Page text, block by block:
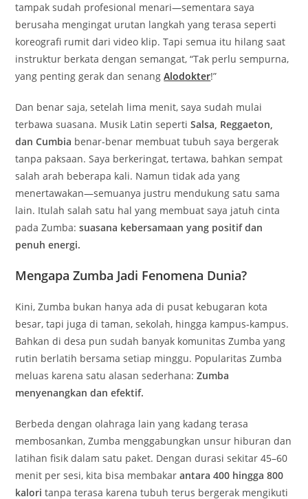
tampak sudah profesional menari—sementara saya
berusaha mengingat urutan langkah yang terasa seperti
koreografi rumit dari video klip. Tapi semua itu hilang saat
instruktur berkata dengan semangat, “Tak perlu sempurna,
yang penting gerak dan senangAlodokter!”
Dan benar saja, setelah lima menit, saya sudah mulai
terbawa suasana. Musik Latin sepertiSalsa, Reggaeton,
dan Cumbia benar-benar membuat tubuh saya bergerak
tanpa paksaan. Saya berkeringat, tertawa, bahkan sempat
salah arah beberapa kali. Namun tidak ada yang
menertawakan—semuanya justru mendukung satu sama
lain. Itulah salah satu hal yang membuat saya jatuh cinta
pada Zumba:suasana kebersamaan yang positif dan
penuh energi.
Mengapa Zumba Jadi Fenomena Dunia?
Kini, Zumba bukan hanya ada di pusat kebugaran kota
besar, tapi juga di taman, sekolah, hingga kampus-kampus.
Bahkan di desa pun sudah banyak komunitas Zumba yang
rutin berlatih bersama setiap minggu. Popularitas Zumba
meluas karena satu alasan sederhana:Zumba
menyenangkan dan efektif.
Berbeda dengan olahraga lain yang kadang terasa
membosankan, Zumba menggabungkan unsur hiburan dan
latihan fisik dalam satu paket. Dengan durasi sekitar 45–60
menit per sesi, kita bisa membakarantara 400 hingga 800
kalori tanpa terasa karena tubuh terus bergerak mengikuti